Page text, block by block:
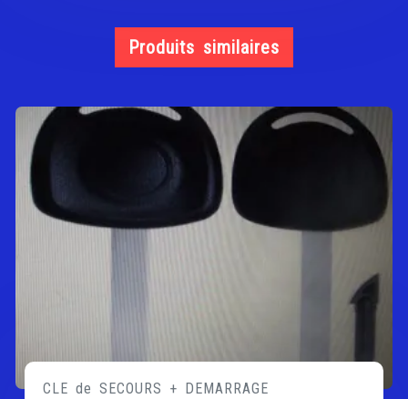
Produits similaires
CLE de SECOURS + DEMARRAGE